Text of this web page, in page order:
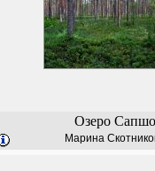
Озеро Сапшо
Марина